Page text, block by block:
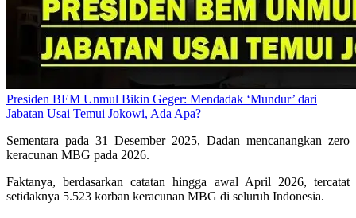
Presiden BEM Unmul Bikin Geger: Mendadak ‘Mundur’ dari
Jabatan Usai Temui Jokowi, Ada Apa?
Sementara pada 31 Desember 2025, Dadan mencanangkan zero
keracunan MBG pada 2026.
Faktanya, berdasarkan catatan hingga awal April 2026, tercatat
setidaknya 5.523 korban keracunan MBG di seluruh Indonesia.